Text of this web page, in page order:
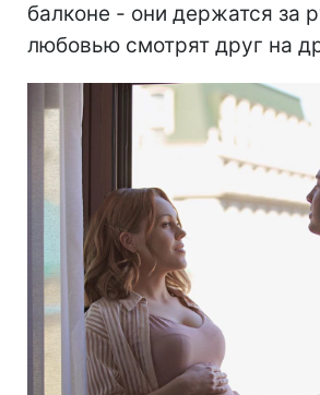
балконе - они держатся за
любовью смотрят друг на